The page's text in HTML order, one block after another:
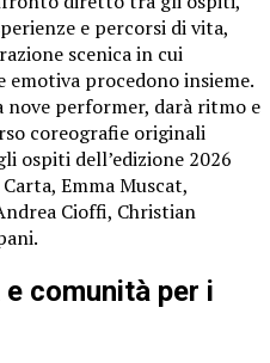
e percorsi di vita,
scenica in cui
procedono insieme.
performer, darà ritmo e
coreografie originali
ospiti dell’edizione 2026
Emma Muscat,
Cioffi, Christian
comunità per i